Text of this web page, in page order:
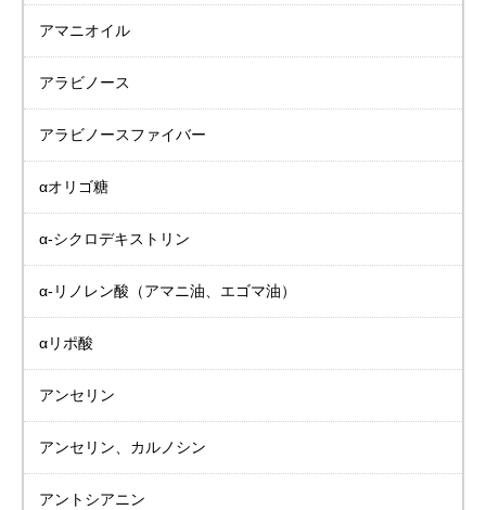
アマニオイル
アラビノース
アラビノースファイバー
αオリゴ糖
α-シクロデキストリン
α-リノレン酸 （アマニ油、エゴマ油）
αリポ酸
アンセリン
アンセリン、カルノシン
アントシアニン